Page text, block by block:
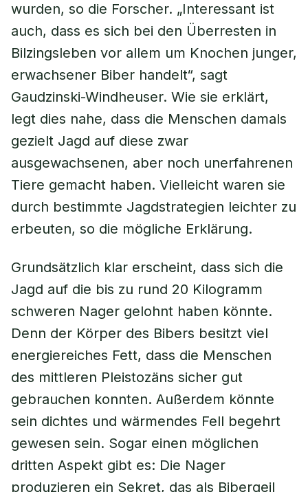
wurden, so die Forscher. „Interessant ist
auch, dass es sich bei den Überresten in
Bilzingsleben vor allem um Knochen junger,
erwachsener Biber handelt“, sagt
Gaudzinski-Windheuser. Wie sie erklärt,
legt dies nahe, dass die Menschen damals
gezielt Jagd auf diese zwar
ausgewachsenen, aber noch unerfahrenen
Tiere gemacht haben. Vielleicht waren sie
durch bestimmte Jagdstrategien leichter zu
erbeuten, so die mögliche Erklärung.
Grundsätzlich klar erscheint, dass sich die
Jagd auf die bis zu rund 20 Kilogramm
schweren Nager gelohnt haben könnte.
Denn der Körper des Bibers besitzt viel
energiereiches Fett, dass die Menschen
des mittleren Pleistozäns sicher gut
gebrauchen konnten. Außerdem könnte
sein dichtes und wärmendes Fell begehrt
gewesen sein. Sogar einen möglichen
dritten Aspekt gibt es: Die Nager
produzieren ein Sekret, das als Bibergeil